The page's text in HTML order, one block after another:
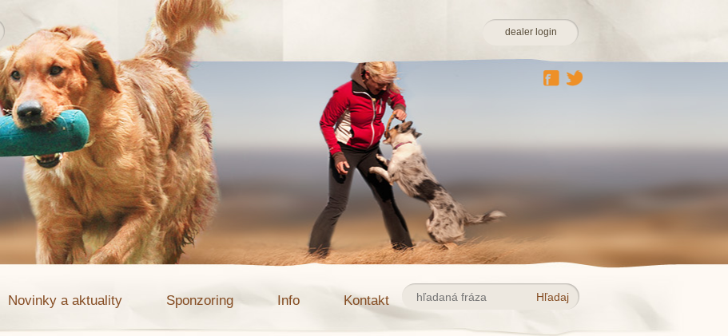
dealer login
Novinky a aktuality Sponzoring Info Kontakt